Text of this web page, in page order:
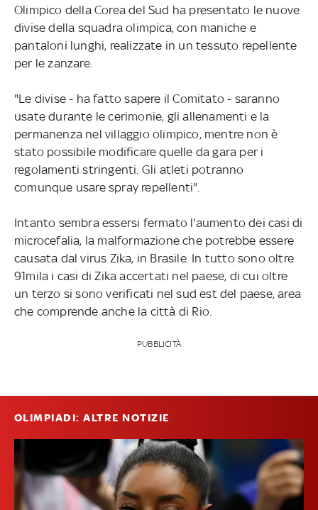
Olimpico della Corea del Sud ha presentato le nuove
divise della squadra olimpica, con maniche e
pantaloni lunghi, realizzate in un tessuto repellente
per le zanzare.
"Le divise - ha fatto sapere il Comitato - saranno
usate durante le cerimonie, gli allenamenti e la
permanenza nel villaggio olimpico, mentre non è
stato possibile modificare quelle da gara per i
regolamenti stringenti. Gli atleti potranno
comunque usare spray repellenti".
Intanto sembra essersi fermato l'aumento dei casi di
microcefalia, la malformazione che potrebbe essere
causata dal virus Zika, in Brasile. In tutto sono oltre
91mila i casi di Zika accertati nel paese, di cui oltre
un terzo si sono verificati nel sud est del paese, area
che comprende anche la città di Rio.
PUBBLICITÀ
OLIMPIADI: ALTRE NOTIZIE